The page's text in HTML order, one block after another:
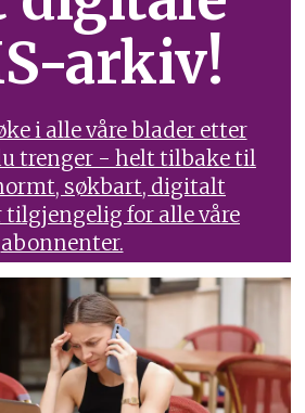
arkiv!
i alle våre blader etter
trenger - helt tilbake til
søkbart, digitalt
tilgjengelig for alle våre
abonnenter.